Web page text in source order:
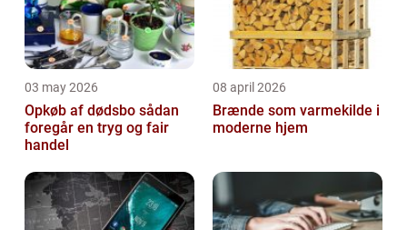
03 may 2026
Opkøb af dødsbo sådan
foregår en tryg og fair
handel
08 april 2026
Brænde som varmekilde i
moderne hjem